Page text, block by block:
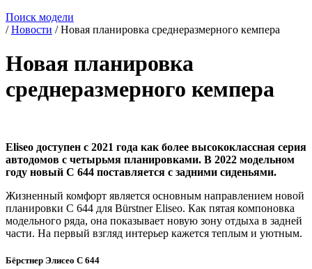
Поиск модели
/Новости /Новая планировка среднеразмерного кемпера
Новая планировка
среднеразмерного кемпера
Eliseo доступен с 2021 года как более высококлассная серия
автодомов с четырьмя планировками. В 2022 модельном
году новый C 644 поставляется с задними сиденьями.
Жизненный комфорт является основным направлением новой
планировки C 644 для Bürstner Eliseo. Как пятая компоновка
модельного ряда, она показывает новую зону отдыха в задней
части. На первый взгляд интерьер кажется теплым и уютным.
Бёрстнер Элисео C 644